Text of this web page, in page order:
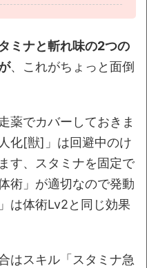
ミナと斬れ味の2つの
、これがちょっと面倒
薬でカバーしておきま
化[獣]」は回避中のけ
す、スタミナを固定で
術」が適切なので発動
は体術Lv2と同じ効果
はスキル「スタミナ急